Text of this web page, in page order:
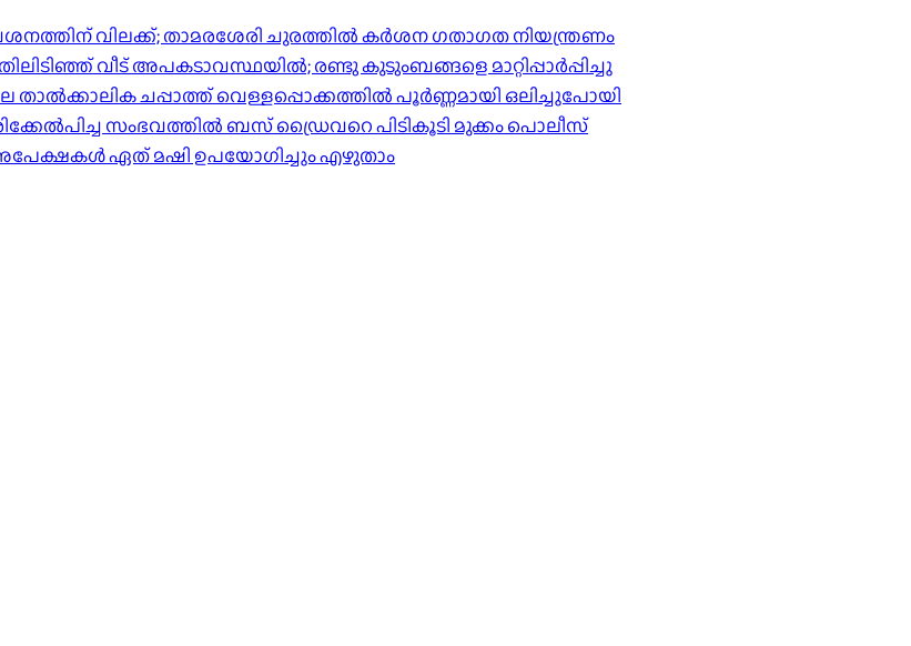
വിലക്ക്; താമരശേരി ചുരത്തില്‍ കര്‍ശന ഗതാഗത നിയന്ത്രണം
വീട് അപകടാവസ്ഥയിൽ; രണ്ടു കുടുംബങ്ങളെ മാറ്റിപ്പാർപ്പിച്ചു
ചപ്പാത്ത് വെള്ളപ്പൊക്കത്തിൽ പൂർണ്ണമായി ഒലിച്ചുപോയി
സംഭവത്തിൽ ബസ് ഡ്രൈവറെ പിടികൂടി മുക്കം പൊലീസ്
ഏത് മഷി ഉപയോഗിച്ചും എഴുതാം